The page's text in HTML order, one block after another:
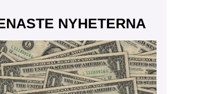
NYHETERNA